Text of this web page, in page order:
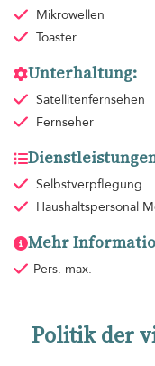
Mikrowellen
Toaster
Unterhaltung:
Satellitenfernsehen
Fernseher
Selbstverpflegung
Haushaltspersonal
Mehr
Pers. max.
Politik der